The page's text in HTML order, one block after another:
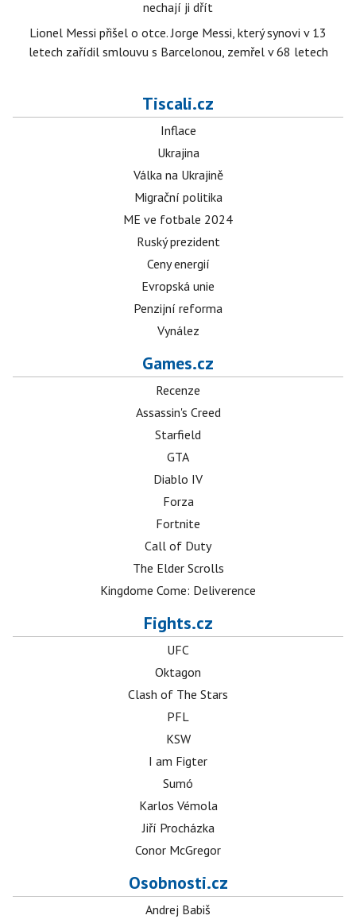
nechají ji dřít
Lionel Messi přišel o otce. Jorge Messi, který synovi v 13
letech zařídil smlouvu s Barcelonou, zemřel v 68 letech
Tiscali.cz
Inflace
Ukrajina
Válka na Ukrajině
Migrační politika
ME ve fotbale 2024
Ruský prezident
Ceny energií
Evropská unie
Penzijní reforma
Vynález
Games.cz
Recenze
Assassin's Creed
Starfield
GTA
Diablo IV
Forza
Fortnite
Call of Duty
The Elder Scrolls
Kingdome Come: Deliverence
Fights.cz
UFC
Oktagon
Clash of The Stars
PFL
KSW
I am Figter
Sumó
Karlos Vémola
Jiří Procházka
Conor McGregor
Osobnosti.cz
Andrej Babiš